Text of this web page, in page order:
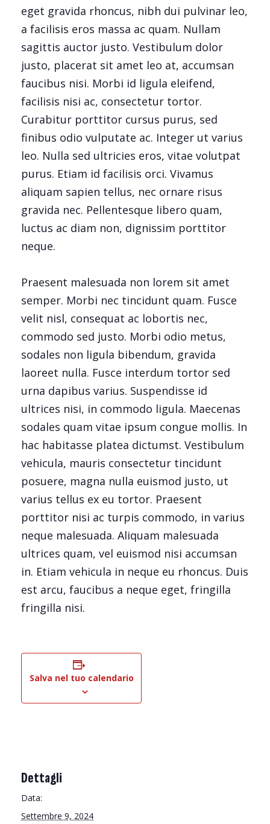
eget gravida rhoncus, nibh dui pulvinar leo,
a facilisis eros massa ac quam. Nullam
sagittis auctor justo. Vestibulum dolor
justo, placerat sit amet leo at, accumsan
faucibus nisi. Morbi id ligula eleifend,
facilisis nisi ac, consectetur tortor.
Curabitur porttitor cursus purus, sed
finibus odio vulputate ac. Integer ut varius
leo. Nulla sed ultricies eros, vitae volutpat
purus. Etiam id facilisis orci. Vivamus
aliquam sapien tellus, nec ornare risus
gravida nec. Pellentesque libero quam,
luctus ac diam non, dignissim porttitor
neque.
Praesent malesuada non lorem sit amet
semper. Morbi nec tincidunt quam. Fusce
velit nisl, consequat ac lobortis nec,
commodo sed justo. Morbi odio metus,
sodales non ligula bibendum, gravida
laoreet nulla. Fusce interdum tortor sed
urna dapibus varius. Suspendisse id
ultrices nisi, in commodo ligula. Maecenas
sodales quam vitae ipsum congue mollis. In
hac habitasse platea dictumst. Vestibulum
vehicula, mauris consectetur tincidunt
posuere, magna nulla euismod justo, ut
varius tellus ex eu tortor. Praesent
porttitor nisi ac turpis commodo, in varius
neque malesuada. Aliquam malesuada
ultrices quam, vel euismod nisi accumsan
in. Etiam vehicula in neque eu rhoncus. Duis
est arcu, faucibus a neque eget, fringilla
fringilla nisi.
Salva nel tuo calendario
Dettagli
Data:
Settembre 9, 2024